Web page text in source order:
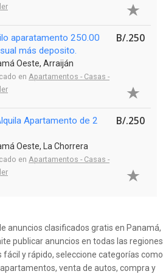
aparatamento 250.00
más deposito.
Oeste, Arraiján
en Apartamentos - Casas -
B/.250
Apartamento de 2
Oeste, La Chorrera
en Apartamentos - Casas -
B/.250
anuncios clasificados gratis en Panamá,
publicar anuncios en todas las regiones
fácil y rápido, seleccione categorías como
venta de autos, compra y